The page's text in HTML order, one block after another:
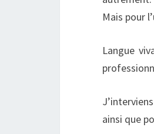
Mais pour
Langue
ainsi que